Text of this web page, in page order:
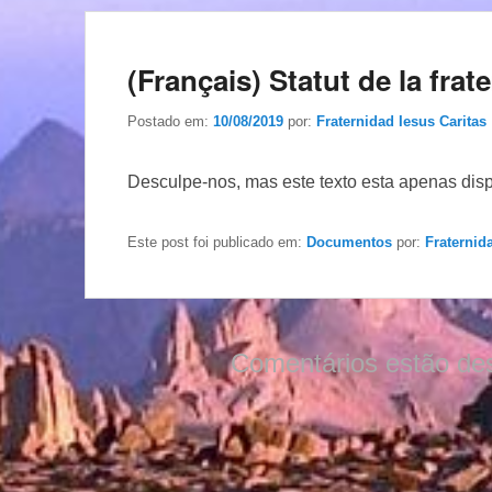
(Français) Statut de la
Postado em: 10/08/2019 por: Fraternidad Iesus Caritas
Desculpe-nos, mas este texto esta apenas
Este post foi publicado em: Documentos por:
Comentários estão